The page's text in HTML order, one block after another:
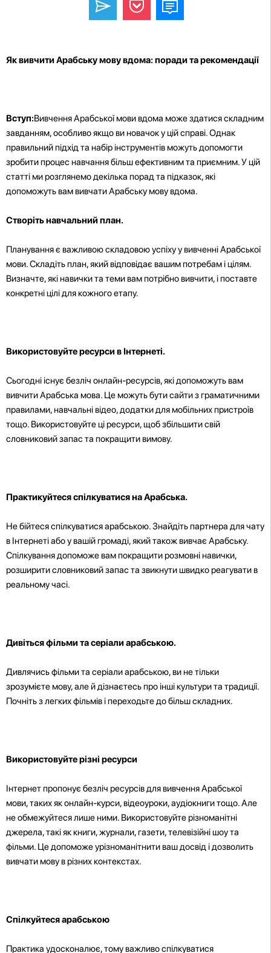
Як вивчити Арабську мову вдома: поради та рекомендації
Вступ:Вивчення Арабської мови вдома може здатися складним
завданням, особливо якщо ви новачок у цій справі. Однак
правильний підхід та набір інструментів можуть допомогти
зробити процес навчання більш ефективним та приємним. У цій
статті ми розглянемо декілька порад та підказок, які
допоможуть вам вивчати Арабську мову вдома.
Створіть навчальний план.
Планування є важливою складовою успіху у вивченні Арабської
мови. Складіть план, який відповідає вашим потребам і цілям.
Визначте, які навички та теми вам потрібно вивчити, і поставте
конкретні цілі для кожного етапу.
Використовуйте ресурси в Інтернеті.
Сьогодні існує безліч онлайн-ресурсів, які допоможуть вам
вивчити Арабська мова. Це можуть бути сайти з граматичними
правилами, навчальні відео, додатки для мобільних пристроїв
тощо. Використовуйте ці ресурси, щоб збільшити свій
словниковий запас та покращити вимову.
Практикуйтеся спілкуватися на Арабська.
Не бійтеся спілкуватися арабською. Знайдіть партнера для чату
в Інтернеті або у вашій громаді, який також вивчає Арабську.
Спілкування допоможе вам покращити розмовні навички,
розширити словниковий запас та звикнути швидко реагувати в
реальному часі.
Дивіться фільми та серіали арабською.
Дивлячись фільми та серіали арабською, ви не тільки
зрозумієте мову, але й дізнаєтесь про інші культури та традиції.
Почніть з легких фільмів і переходьте до більш складних.
Використовуйте різні ресурси
Інтернет пропонує безліч ресурсів для вивчення Арабської
мови, таких як онлайн-курси, відеоуроки, аудіокниги тощо. Але
не обмежуйтеся лише ними. Використовуйте різноманітні
джерела, такі як книги, журнали, газети, телевізійні шоу та
фільми. Це допоможе урізноманітнити ваш досвід і дозволить
вивчати мову в різних контекстах.
Спілкуйтеся арабською
Практика удосконалює, тому важливо спілкуватися